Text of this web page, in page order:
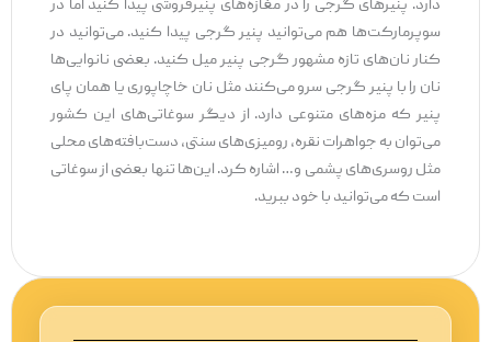
دارد. پنیرهای گرجی را در مغازه‌های پنیرفروشی پیدا کنید اما در
سوپرمارکت‌ها هم می‌توانید پنیر گرجی پیدا کنید. می‌توانید در
کنار نان‌های تازه مشهور گرجی پنیر میل کنید. بعضی نانوایی‌ها
نان را با پنیر گرجی سرو می‌کنند مثل نان خاچاپوری یا همان پای
پنیر که مزه‌های متنوعی دارد. از دیگر سوغاتی‌های این کشور
می‌توان به جواهرات نقره، رومیزی‌های سنتی، دست‌بافته‌های محلی
مثل روسری‌های پشمی و… اشاره کرد. این‌ها تنها بعضی از سوغاتی
است که می‌توانید با خود ببرید.